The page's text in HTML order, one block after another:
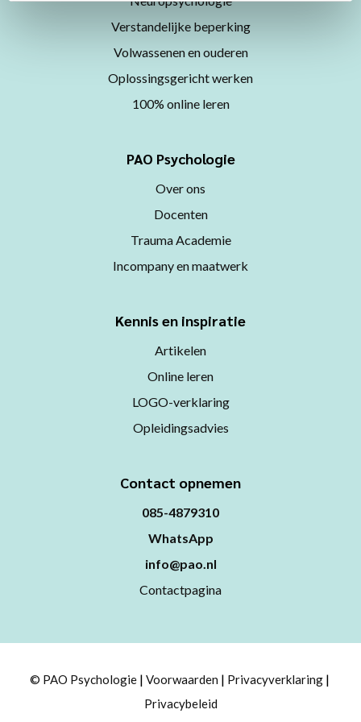
Verstandelijke beperking
Volwassenen en ouderen
Oplossingsgericht werken
100% online leren
PAO Psychologie
Over ons
Docenten
Trauma Academie
Incompany en maatwerk
Kennis en inspiratie
Artikelen
Online leren
LOGO-verklaring
Opleidingsadvies
Contact opnemen
085-4879310
WhatsApp
info@pao.nl
Contactpagina
© PAO Psychologie Voorwaarden
Privacyverklaring
Privacybeleid